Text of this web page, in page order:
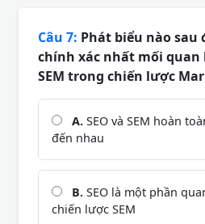
Câu 7: Phát biểu nào sau
chính xác nhất mối quan
SEM trong chiến lược
A. SEO và SEM hoàn
đến nhau
B. SEO là một phần
chiến lược SEM